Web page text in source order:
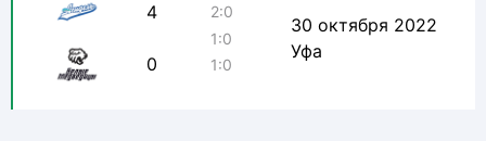
4
0
2:0
1:0
1:0
30 октября 2022
Уфа